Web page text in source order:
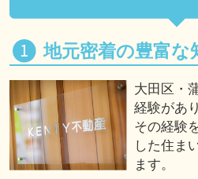
地元密着の豊富な
大田区・
経験があ
その経験
した住ま
ます。